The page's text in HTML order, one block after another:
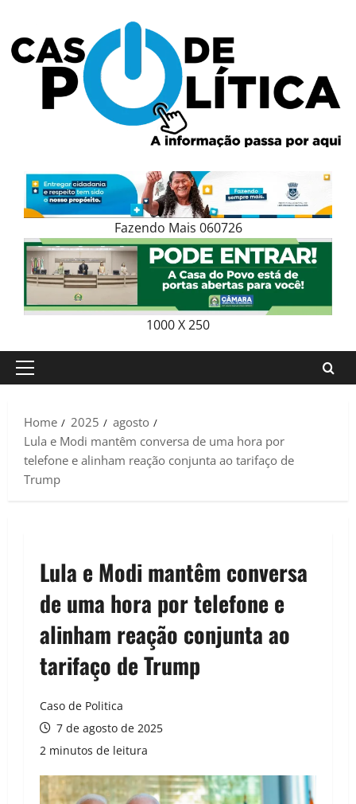
content
Fazendo Mais 060726
1000 X 250
Primary
Home
2025
agosto
Lula e Modi mantêm conversa de uma hora por
telefone e alinham reação conjunta ao tarifaço de
Trump
Lula e Modi mantêm conversa
de uma hora por telefone e
alinham reação conjunta ao
tarifaço de Trump
Caso de Politica
7 de agosto de 2025
2 minutos de leitura